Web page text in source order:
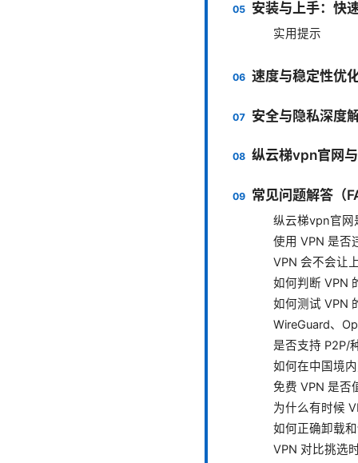
安装与上手：快
实用提示
速度与稳定性优
安全与隐私深度
纵云梯vpn官网
常见问题解答（
纵云梯vpn官网
使用 VPN 是否
VPN 会不会让
如何判断 VPN
如何测试 VPN
WireGuard、
是否支持 P2P/
如何在中国境
免费 VPN 是否
为什么有时候
如何正确卸载
VPN 对比挑选